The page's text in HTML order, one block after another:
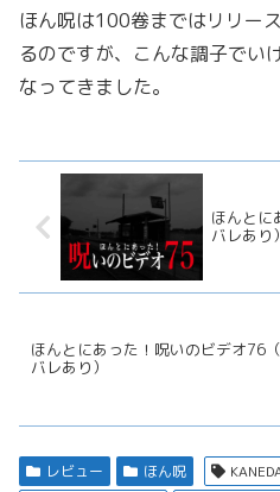
ほん呪は100卷まではリリー
るのですが、こんな調子でい
なってきました。
ほんとに
バレあり）
ほんとにあった！呪いのビデオ76
バレあり）
レビュー ほん呪